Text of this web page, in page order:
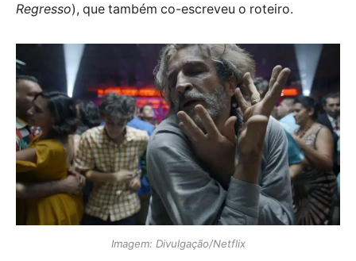
Regresso), que também co-escreveu o roteiro.
Imagem: Divulgação/Netflix